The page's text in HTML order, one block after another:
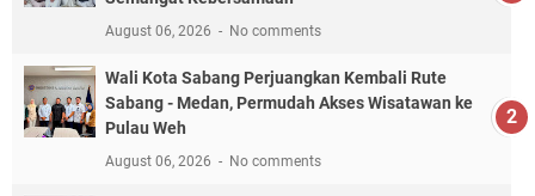
August 06, 2026 No comments
Wali Kota Sabang Perjuangkan Kembali Rute
Sabang - Medan, Permudah Akses Wisatawan ke
Pulau Weh
August 06, 2026 No comments